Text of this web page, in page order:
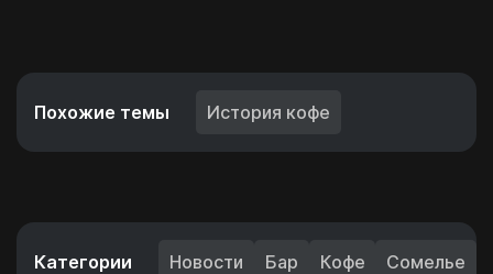
Похожие темы История кофе
Категории Новости Бар Кофе Сомелье